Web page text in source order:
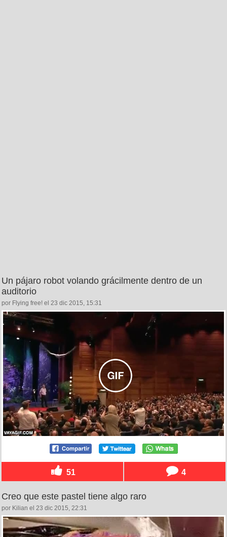
Un pájaro robot volando grácilmente dentro de un
auditorio
por Flying free! el 23 dic 2015, 15:31
51 4
Creo que este pastel tiene algo raro
por Kilian el 23 dic 2015, 22:31